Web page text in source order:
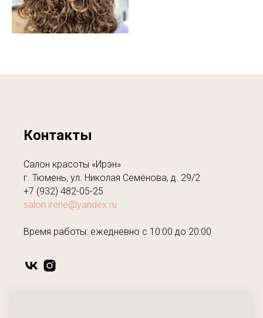
Контакты
Салон красоты «Ирэн»
г. Тюмень, ул. Николая Семёнова, д. 29/2
+7 (932) 482-05-25
salon.irene@yandex.ru
Время работы: ежедневно с 10:00 до 20:00